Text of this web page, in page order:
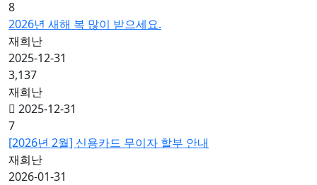
8
2026년 새해 복 많이 받으세요.
재희난
2025-12-31
3,137
재희난
2025-12-31
7
[2026년 2월] 신용카드 무이자 할부 안내
재희난
2026-01-31